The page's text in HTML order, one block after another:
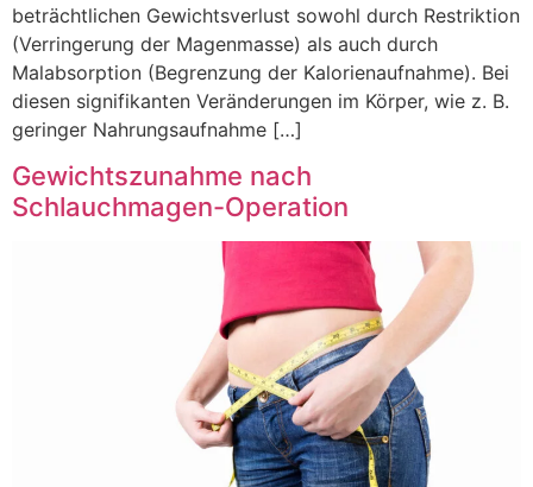
beträchtlichen Gewichtsverlust sowohl durch Restriktion
(Verringerung der Magenmasse) als auch durch
Malabsorption (Begrenzung der Kalorienaufnahme). Bei
diesen signifikanten Veränderungen im Körper, wie z. B.
geringer Nahrungsaufnahme […]
Gewichtszunahme nach
Schlauchmagen-Operation